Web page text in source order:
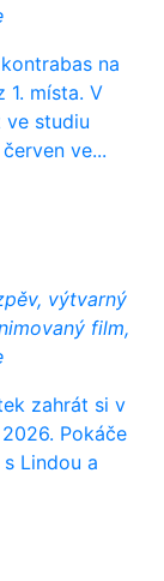
na
1. místa. V
ve studiu
ve...
výtvarný
film,
zahrát si v
Pokáče
Lindou a